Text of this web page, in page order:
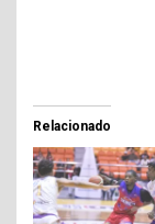
Relacionado